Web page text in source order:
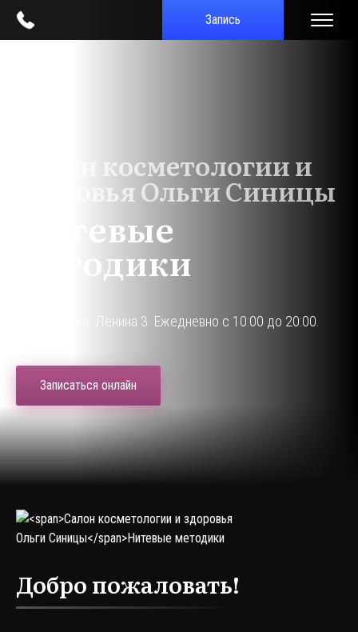
Запись
Салон косметологии и
здоровья Ольги Синицы
Нитевые
методики
г. Кириши, ул. Ленина 3. Ежедневно с 10:00 до 20:00.
Записаться онлайн
Добро пожаловать!